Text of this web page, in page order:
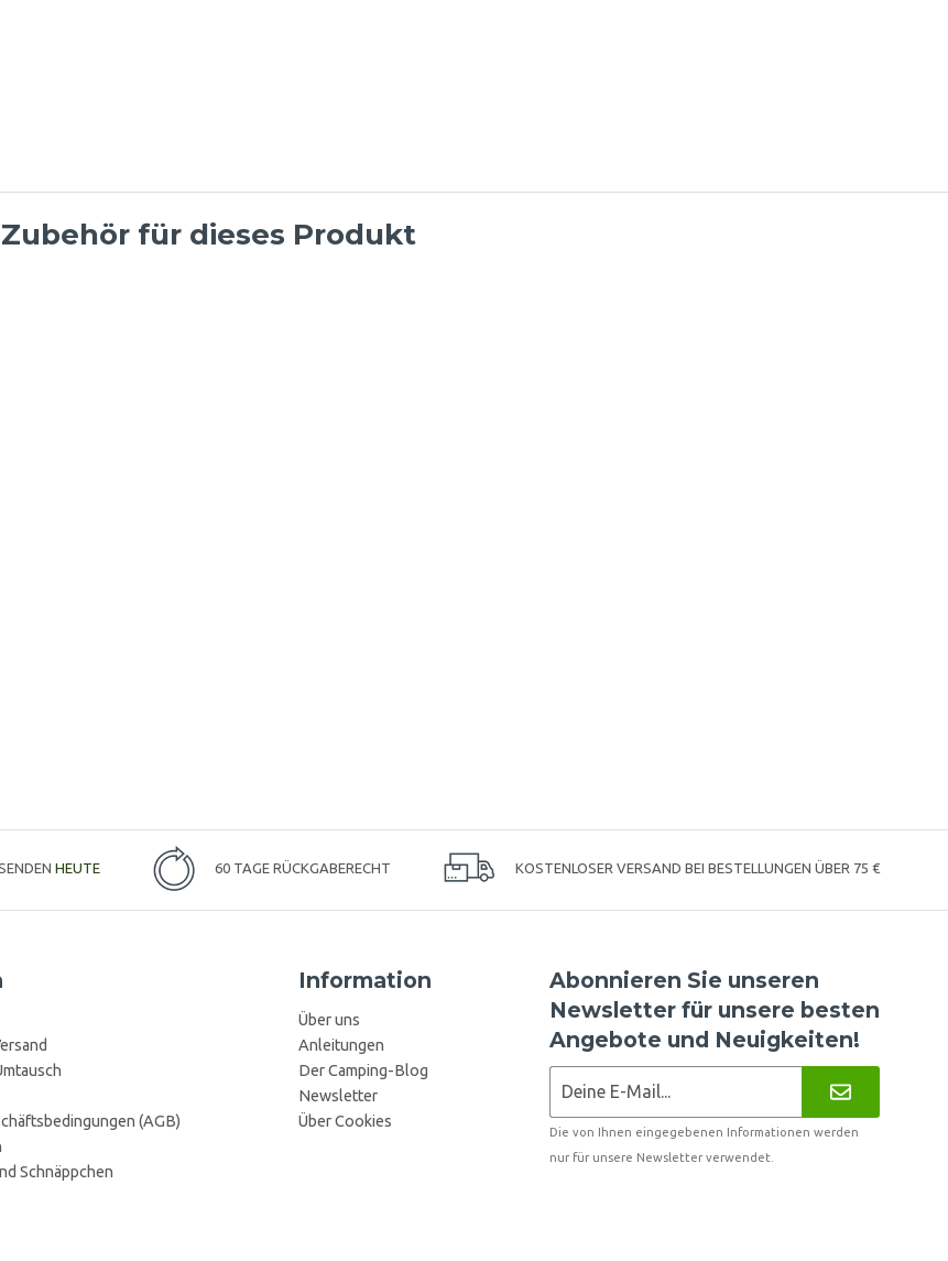
Zubehör für dieses Produkt
HEUTE 60 TAGE RÜCKGABERECHT KOSTENLOSER VERSAND BEI BESTELLUNGEN ÜBER 75 €
(AGB)
Schnäppchen
Information
Über uns
Anleitungen
Der Camping-Blog
Newsletter
Über Cookies
Abonnieren Sie unseren
Newsletter für unsere besten
Angebote und Neuigkeiten!
Die von Ihnen eingegebenen Informationen werden
nur für unsere Newsletter verwendet.